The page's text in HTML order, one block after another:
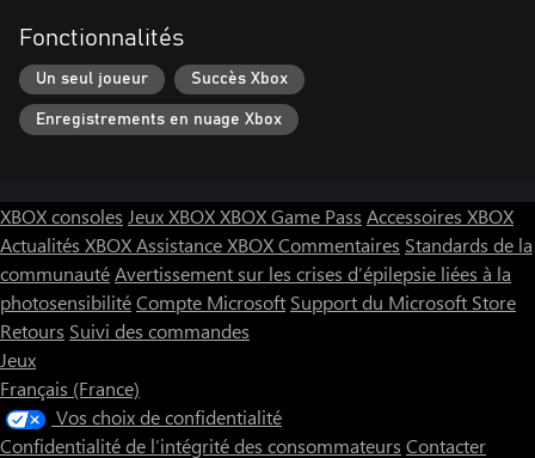
Fonctionnalités
Un seul joueur Succès Xbox
Enregistrements en nuage Xbox
XBOX consoles Jeux XBOXXBOX Game Pass Accessoires XBOX
Actualités XBOXAssistance XBOXCommentaires Standards de la
communautéAvertissement sur les crises d’épilepsie liées à la
photosensibilitéCompte Microsoft Support du Microsoft Store
Retours Suivi des commandes
Jeux
Français (France)
Vos choix de confidentialité
Confidentialité de l’intégrité des consommateurs Contacter